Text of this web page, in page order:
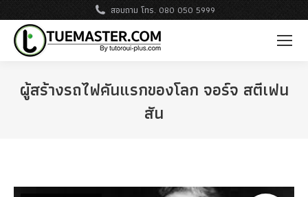
สอบถาม โทร. 080 050 5999
ผู้สร้างรถไฟคันแรกของโลก จอร์จ สตีเฟน
สัน